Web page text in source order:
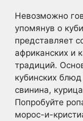
Невозможно
упомянув о
представляет
африканских и
традиций.
кубинских
свинина,
Попробуйте
морос-и-